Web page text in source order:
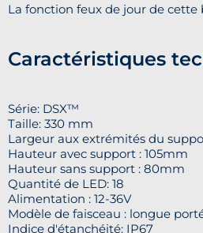
La fonction feux de jour de cette
Caractéristiques
Série: DSX™
Taille: 330 mm
Largeur aux extrémités du
Hauteur avec support : 105mm
Hauteur sans support : 80mm
Quantité de LED: 18
Alimentation : 12-36V
Modèle de faisceau : longue
Indice d'étanchéité: IP67